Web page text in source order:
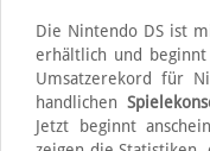
Die Nintendo DS ist
erhältlich und
Umsatzerekord für
handlichen
Jetzt beginnt